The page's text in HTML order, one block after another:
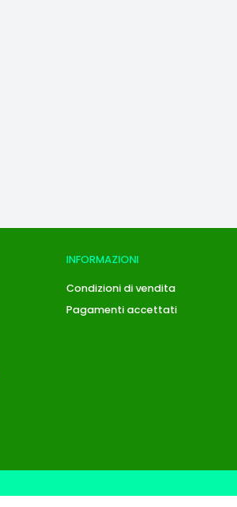
INFORMAZIONI
Condizioni di vendita
Pagamenti accettati